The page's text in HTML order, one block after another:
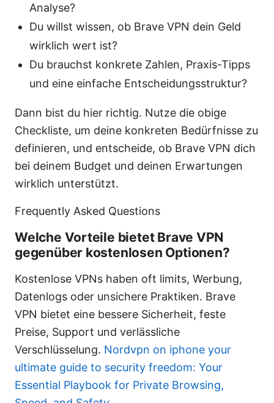
Analyse?
Du willst wissen, ob Brave VPN dein Geld
wirklich wert ist?
Du brauchst konkrete Zahlen, Praxis-Tipps
und eine einfache Entscheidungsstruktur?
Dann bist du hier richtig. Nutze die obige
Checkliste, um deine konkreten Bedürfnisse zu
definieren, und entscheide, ob Brave VPN dich
bei deinem Budget und deinen Erwartungen
wirklich unterstützt.
Frequently Asked Questions
Welche Vorteile bietet Brave VPN
gegenüber kostenlosen Optionen?
Kostenlose VPNs haben oft limits, Werbung,
Datenlogs oder unsichere Praktiken. Brave
VPN bietet eine bessere Sicherheit, feste
Preise, Support und verlässliche
Verschlüsselung. Nordvpn on iphone your
ultimate guide to security freedom: Your
Essential Playbook for Private Browsing,